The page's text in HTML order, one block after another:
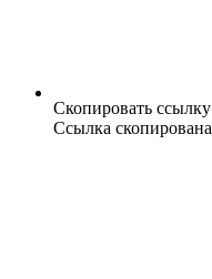
Скопировать ссылку
Ссылка скопирована